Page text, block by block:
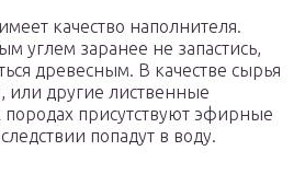
качество наполнителя.
углем заранее не запастись,
древесным. В качестве сырья
или другие лиственные
присутствуют эфирные
попадут в воду.